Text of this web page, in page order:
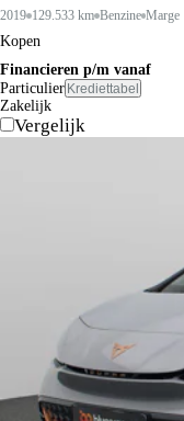
2019 129.533 km Benzine Marge
Kopen
Financieren p/m vanaf
Particulier Krediettabel
Zakelijk
Vergelijk